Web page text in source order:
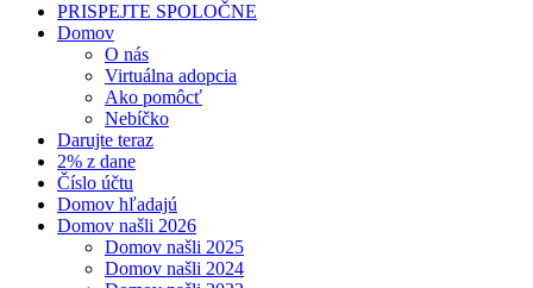
PRISPEJTE SPOLOČNE
Domov
O nás
Virtuálna adopcia
Ako pomôcť
Nebíčko
Darujte teraz
2% z dane
Číslo účtu
Domov hľadajú
Domov našli 2026
Domov našli 2025
Domov našli 2024